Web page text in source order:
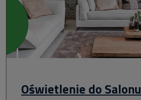
Oświetlenie do Salonu